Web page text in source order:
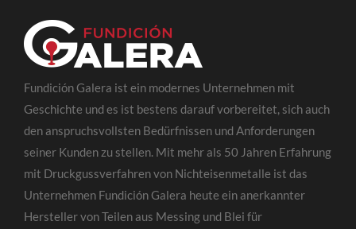
Fundición Galera ist ein modernes Unternehmen mit
Geschichte und es ist bestens darauf vorbereitet, sich auch
den anspruchsvollsten Bedürfnissen und Anforderungen
seiner Kunden zu stellen. Mit mehr als 50 Jahren Erfahrung
mit Druckgussverfahren von Nichteisenmetalle ist das
Unternehmen Fundición Galera heute ein anerkannter
Hersteller von Teilen aus Messing und Blei für